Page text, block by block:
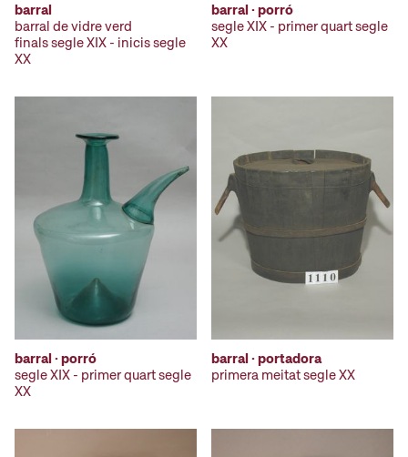
barral
barral de vidre verd
finals segle XIX - inicis segle
XX
barral · porró
segle XIX - primer quart segle
XX
barral · porró
segle XIX - primer quart segle
XX
barral · portadora
primera meitat segle XX